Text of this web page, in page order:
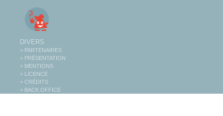
DIVERS
> PARTENAIRES
> PRÉSENTATION
> MENTIONS
> LICENCE
> CRÉDITS
> BACK OFFICE